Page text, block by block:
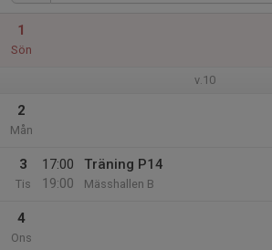
1
Sön
v.10
2
Mån
3
Tis
17:00
19:00
Träning P14
Mässhallen B
4
Ons